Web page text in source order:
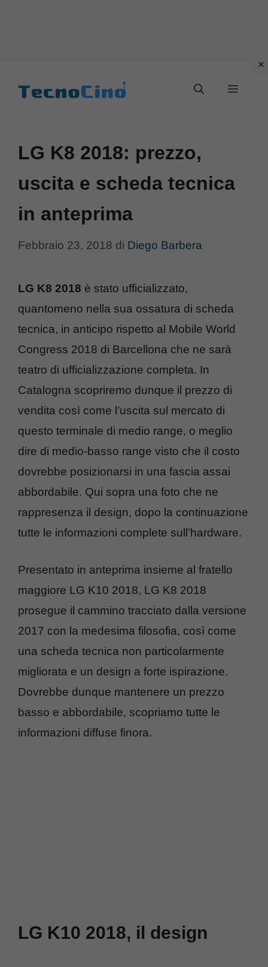
Menu
LG K8 2018: prezzo,
uscita e scheda tecnica
in anteprima
Febbraio 23, 2018 di Diego Barbera
LG K8 2018 è stato ufficializzato,
quantomeno nella sua ossatura di scheda
tecnica, in anticipo rispetto al Mobile World
Congress 2018 di Barcellona che ne sarà
teatro di ufficializzazione completa. In
Catalogna scopriremo dunque il prezzo di
vendita così come l’uscita sul mercato di
questo terminale di medio range, o meglio
dire di medio-basso range visto che il costo
dovrebbe posizionarsi in una fascia assai
abbordabile. Qui sopra una foto che ne
rappresenza il design, dopo la continuazione
tutte le informazioni complete sull’hardware.
Presentato in anteprima insieme al fratello
maggiore LG K10 2018, LG K8 2018
prosegue il cammino tracciato dalla versione
2017 con la medesima filosofia, così come
una scheda tecnica non particolarmente
migliorata e un design a forte ispirazione.
Dovrebbe dunque mantenere un prezzo
basso e abbordabile, scopriamo tutte le
informazioni diffuse finora.
LG K10 2018, il design